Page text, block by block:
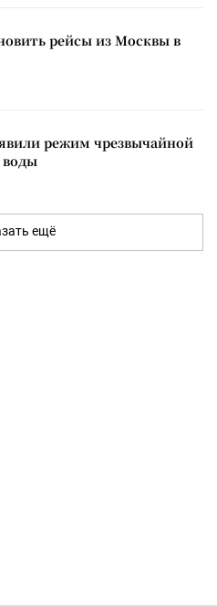
рейсы из Москвы в
режим чрезвычайной
воды
ещё